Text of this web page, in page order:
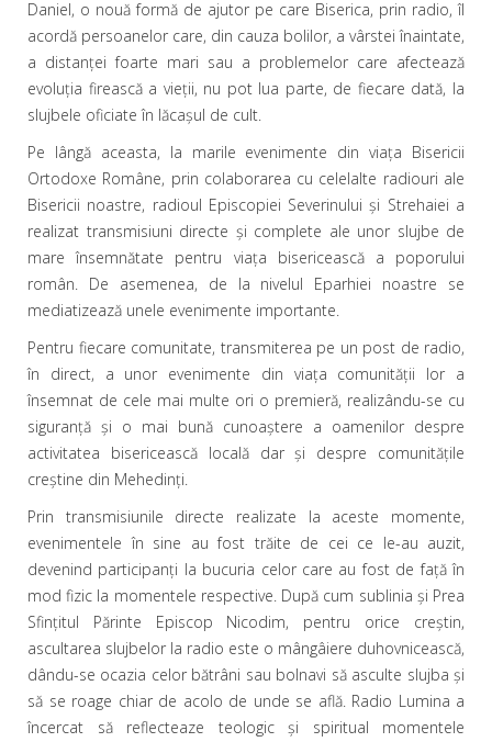
Daniel, o nouă formă de ajutor pe care Biserica, prin radio, îl
acordă persoanelor care, din cauza bolilor, a vârstei înaintate,
a distanţei foarte mari sau a problemelor care afectează
evoluţia firească a vieţii, nu pot lua parte, de fiecare dată, la
slujbele oficiate în lăcaşul de cult.
Pe lângă aceasta, la marile evenimente din viaţa Bisericii
Ortodoxe Române, prin colaborarea cu celelalte radiouri ale
Bisericii noastre, radioul Episcopiei Severinului şi Strehaiei a
realizat transmisiuni directe şi complete ale unor slujbe de
mare însemnătate pentru viaţa bisericească a poporului
român. De asemenea, de la nivelul Eparhiei noastre se
mediatizează unele evenimente importante.
Pentru fiecare comunitate, transmiterea pe un post de radio,
în direct, a unor evenimente din viaţa comunităţii lor a
însemnat de cele mai multe ori o premieră, realizându-se cu
siguranţă şi o mai bună cunoaştere a oamenilor despre
activitatea bisericească locală dar şi despre comunităţile
creştine din Mehedinţi.
Prin transmisiunile directe realizate la aceste momente,
evenimentele în sine au fost trăite de cei ce le-au auzit,
devenind participanţi la bucuria celor care au fost de faţă în
mod fizic la momentele respective. După cum sublinia şi Prea
Sfinţitul Părinte Episcop Nicodim, pentru orice creştin,
ascultarea slujbelor la radio este o mângâiere duhovnicească,
dându-se ocazia celor bătrâni sau bolnavi să asculte slujba şi
să se roage chiar de acolo de unde se află. Radio Lumina a
încercat să reflecteaze teologic şi spiritual momentele